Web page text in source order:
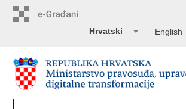
English
Hrvatski